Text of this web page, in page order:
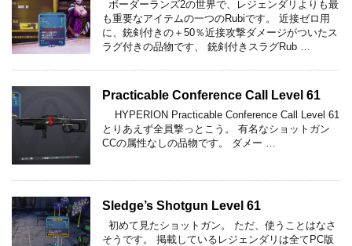
ボーダーランズ2の世界で、レジェンダリよりも最
も重要なアイテムの一つのRubiです。 近接ゼロ用
に、銃剣付きの＋50％近接攻撃ダメージがついたス
ラグ付きの品物です、 銃剣付きスラグRub …
Practicable Conference Call Level 61
HYPERION Practicable Conference Call Level 61
とりあえず全員撃っとこう。 有名なショットガン
CCの属性なしの品物です。 ダメー …
Sledge’s Shotgun Level 61
初めて見たショットガン。 ただ、使うことはなさ
そうです。 掲載しているレジェンダリは全てPC版